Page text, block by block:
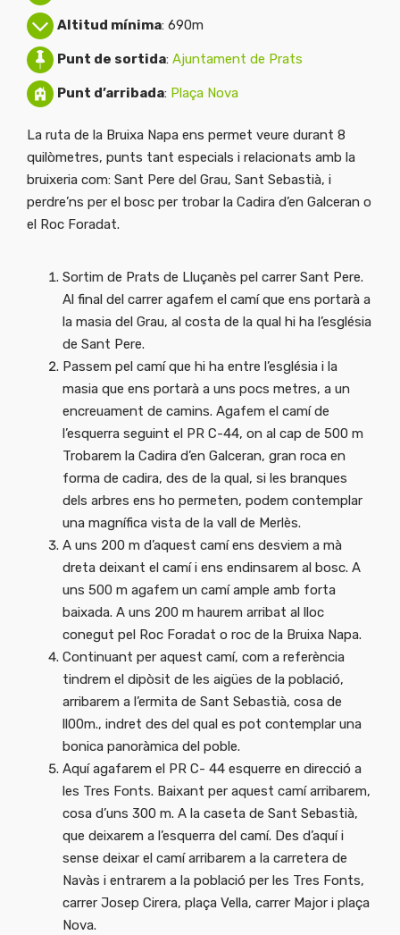
Altitud mínima: 690m
Punt de sortida: Ajuntament de Prats
Punt d’arribada: Plaça Nova
La ruta de la Bruixa Napa ens permet veure durant 8
quilòmetres, punts tant especials i relacionats amb la
bruixeria com: Sant Pere del Grau, Sant Sebastià, i
perdre’ns per el bosc per trobar la Cadira d’en Galceran o
el Roc Foradat.
Sortim de Prats de Lluçanès pel carrer Sant Pere.
Al final del carrer agafem el camí que ens portarà a
la masia del Grau, al costa de la qual hi ha l’església
de Sant Pere.
Passem pel camí que hi ha entre l’església i la
masia que ens portarà a uns pocs metres, a un
encreuament de camins. Agafem el camí de
l’esquerra seguint el PR C-44, on al cap de 500 m
Trobarem la Cadira d’en Galceran, gran roca en
forma de cadira, des de la qual, si les branques
dels arbres ens ho permeten, podem contemplar
una magnífica vista de la vall de Merlès.
A uns 200 m d’aquest camí ens desviem a mà
dreta deixant el camí i ens endinsarem al bosc. A
uns 500 m agafem un camí ample amb forta
baixada. A uns 200 m haurem arribat al lloc
conegut pel Roc Foradat o roc de la Bruixa Napa.
Continuant per aquest camí, com a referència
tindrem el dipòsit de les aigües de la població,
arribarem a l’ermita de Sant Sebastià, cosa de
ll00m., indret des del qual es pot contemplar una
bonica panoràmica del poble.
Aquí agafarem el PR C- 44 esquerre en direcció a
les Tres Fonts. Baixant per aquest camí arribarem,
cosa d’uns 300 m. A la caseta de Sant Sebastià,
que deixarem a l’esquerra del camí. Des d’aquí i
sense deixar el camí arribarem a la carretera de
Navàs i entrarem a la població per les Tres Fonts,
carrer Josep Cirera, plaça Vella, carrer Major i plaça
Nova.